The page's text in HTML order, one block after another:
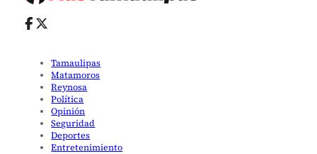
Tamaulipas
Matamoros
Reynosa
Política
Opinión
Seguridad
Deportes
Entretenimiento